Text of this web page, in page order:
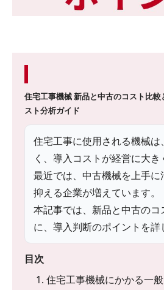
住宅工事機械 新品と中古のコスト比較
スト分析ガイド
住宅工事に使用される機械は
く、導入コストが経営に大き
最近では、中古機械を上手に
抑える企業が増えています。
本記事では、新品と中古のコ
に、導入判断のポイントを詳
目次
1. 住宅工事機械にかかる一